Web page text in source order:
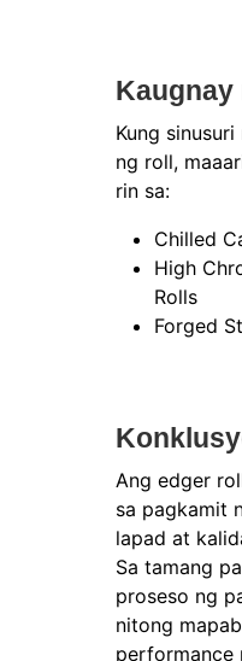
Kaugnay
Kung
ng roll,
rin sa:
Chilled
High
Rolls
Forged
Ang edger
sa pagkamit
lapad at
Sa tamang
proseso ng
nitong
performance